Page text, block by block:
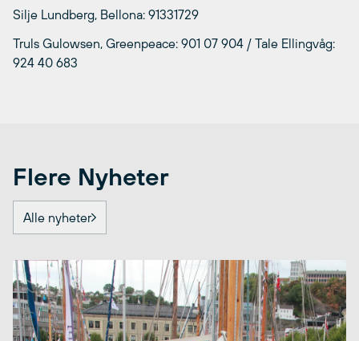
Silje Lundberg, Bellona: 91331729
Truls Gulowsen, Greenpeace: 901 07 904 / Tale Ellingvåg:
924 40 683
Flere Nyheter
Alle nyheter